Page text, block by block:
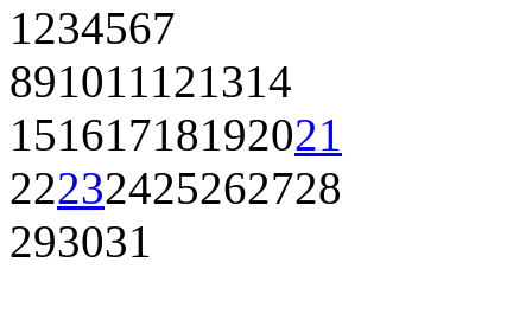
1 234567
891011 121314
15161718192021
22232425262728
293031